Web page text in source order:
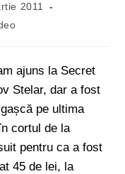
2011
ajuns la Secret
Stelar, dar a fost
pe ultima
cortul de la
pentru ca a fost
45 de lei, la